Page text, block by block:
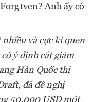
Anh ấy có
và cực kì quen
ý định cắt giảm
Hàn Quốc thi
đã đề nghị
50.000 USD một